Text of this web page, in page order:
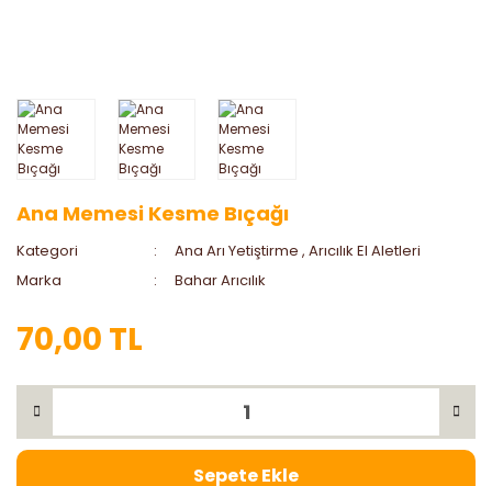
Ana Memesi Kesme Bıçağı
Kategori Ana Arı Yetiştirme ,Arıcılık El Aletleri
Marka
Bahar Arıcılık
70,00 TL
Sepete Ekle